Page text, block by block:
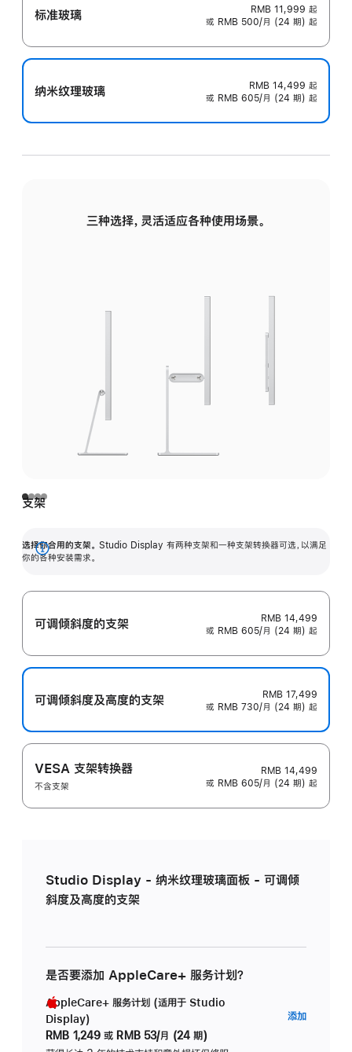
标准玻璃 RMB 11,999 起
或 RMB 500/月 (24 期) 起
纳米纹理玻璃 RMB 14,499 起
或 RMB 605/月 (24 期) 起
三种选择，灵活适应各种使用场景。
支架
选择你合用的支架。 Studio Display 有两种支架和一种支架转换器可选，以满足
你的各种安装需求。
展
可调倾斜度的支架
RMB 14,499
或 RMB 605/月 (24 期) 起
可调倾斜度及高‍度的支‍架
RMB 17,499
或 RMB 730/月 (24 期) 起
VESA 支架转换器
不含支架
RMB 14,499
或 RMB 605/月 (24 期) 起
Studio Display - 纳米纹理玻璃面板 - 可调倾
斜度及高度的支架
是否要添加 AppleCare+ 服务计划？
AppleCare+ 服务计划 (适用于 Studio
Display)
RMB 1,249 或 RMB 53/月 (24 期)
添加